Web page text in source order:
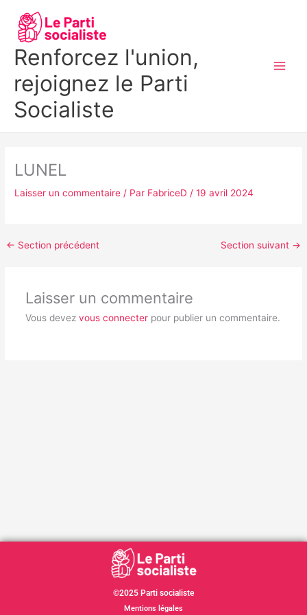
contenu
Renforcez l'union,
rejoignez le Parti
Socialiste
LUNEL
Laisser un commentaire / Par FabriceD/19 avril 2024
← Section précédent Section suivant →
Laisser un commentaire
Vous devez vous connecterpour publier un commentaire.
©2025 Parti socialiste
Mentions légales